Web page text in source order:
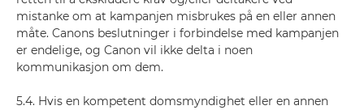
mistanke om at kampanjen misbrukes på en eller annen
måte. Canons beslutninger i forbindelse med kampanjen
er endelige, og Canon vil ikke delta i noen
kommunikasjon om dem.
5.4. Hvis en kompetent domsmyndighet eller en annen